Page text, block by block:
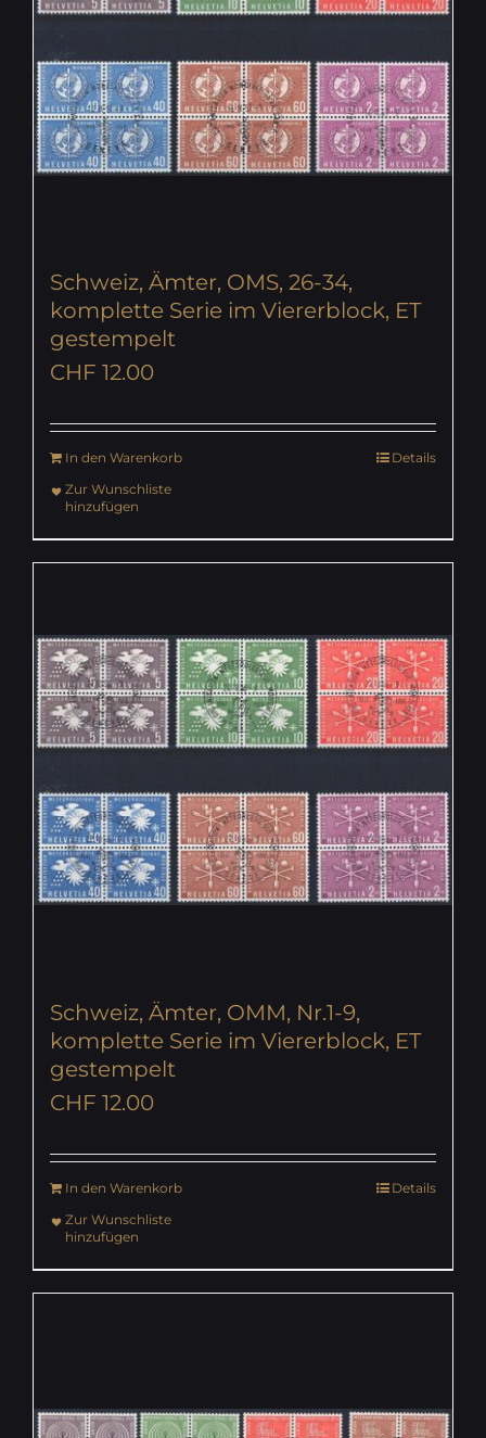
Schweiz, Ämter, OMS, 26-34,
komplette Serie im Viererblock, ET
gestempelt
CHF 12.00
In den Warenkorb
Details
Zur Wunschliste
hinzufügen
Schweiz, Ämter, OMM, Nr.1-9,
komplette Serie im Viererblock, ET
gestempelt
CHF 12.00
In den Warenkorb
Details
Zur Wunschliste
hinzufügen